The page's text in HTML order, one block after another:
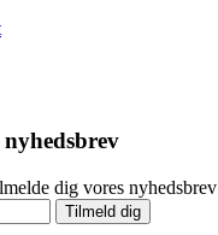
dig vores nyhedsbrev
Tilmeld dig